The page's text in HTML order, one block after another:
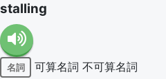
stalling
名詞 可算名詞 不可算名詞